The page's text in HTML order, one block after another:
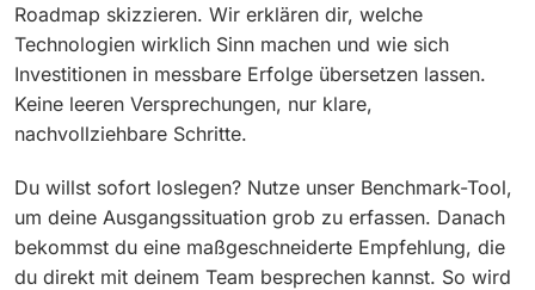
Roadmap skizzieren. Wir erklären dir, welche
Technologien wirklich Sinn machen und wie sich
Investitionen in messbare Erfolge übersetzen lassen.
Keine leeren Versprechungen, nur klare,
nachvollziehbare Schritte.
Du willst sofort loslegen? Nutze unser Benchmark-Tool,
um deine Ausgangssituation grob zu erfassen. Danach
bekommst du eine maßgeschneiderte Empfehlung, die
du direkt mit deinem Team besprechen kannst. So wird